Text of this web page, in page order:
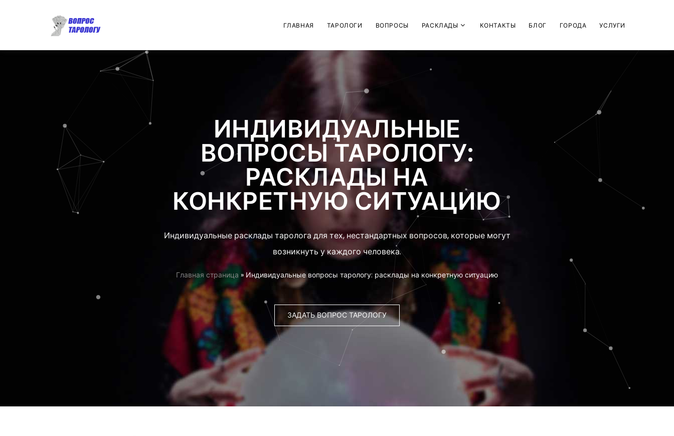
ГЛАВНАЯ ТАРОЛОГИ ВОПРОСЫ РАСКЛАДЫ КОНТАКТЫ БЛОГ ГОРОДА УСЛУГИ
ИНДИВИДУАЛЬНЫЕ
ВОПРОСЫ ТАРОЛОГУ:
РАСКЛАДЫ НА
КОНКРЕТНУЮ СИТУАЦИЮ
Индивидуальные расклады таролога для тех, нестандартных вопросов, которые могут
возникнуть у каждого человека.
Главная страница » Индивидуальные вопросы тарологу: расклады на конкретную ситуацию
ЗАДАТЬ ВОПРОС ТАРОЛОГУ